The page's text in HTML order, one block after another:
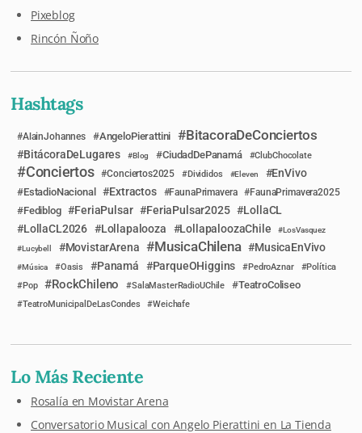
Pixeblog
Rincón Ñoño
Hashtags
AlainJohannes AngeloPierattini BitacoraDeConciertos
BitácoraDeLugares Blog CiudadDePanamá ClubChocolate
Conciertos Conciertos2025 Divididos Eleven EnVivo
EstadioNacional Extractos FaunaPrimavera FaunaPrimavera2025
Fediblog FeriaPulsar FeriaPulsar2025
LollaCL
LollaCL2026
Lollapalooza LollapaloozaChile
LosVasquez
Lucybell
MovistarArena MusicaChilena MusicaEnVivo
Música Oasis Panamá ParqueOHiggins PedroAznar
Política
Pop
RockChileno SalaMasterRadioUChile TeatroColiseo
TeatroMunicipalDeLasCondes Weichafe
Lo Más Reciente
Rosalía en Movistar Arena
Conversatorio Musical con Angelo Pierattini en La Tienda